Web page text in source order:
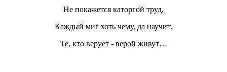
Не покажется каторгой труд,
Каждый миг хоть чему, да научит.
Те, кто верует - верой живут…